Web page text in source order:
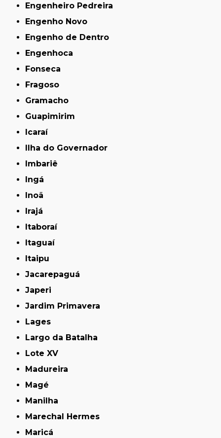
Engenheiro Pedreira
Engenho Novo
Engenho de Dentro
Engenhoca
Fonseca
Fragoso
Gramacho
Guapimirim
Icaraí
Ilha do Governador
Imbariê
Ingá
Inoã
Irajá
Itaboraí
Itaguaí
Itaipu
Jacarepaguá
Japeri
Jardim Primavera
Lages
Largo da Batalha
Lote XV
Madureira
Magé
Manilha
Marechal Hermes
Maricá